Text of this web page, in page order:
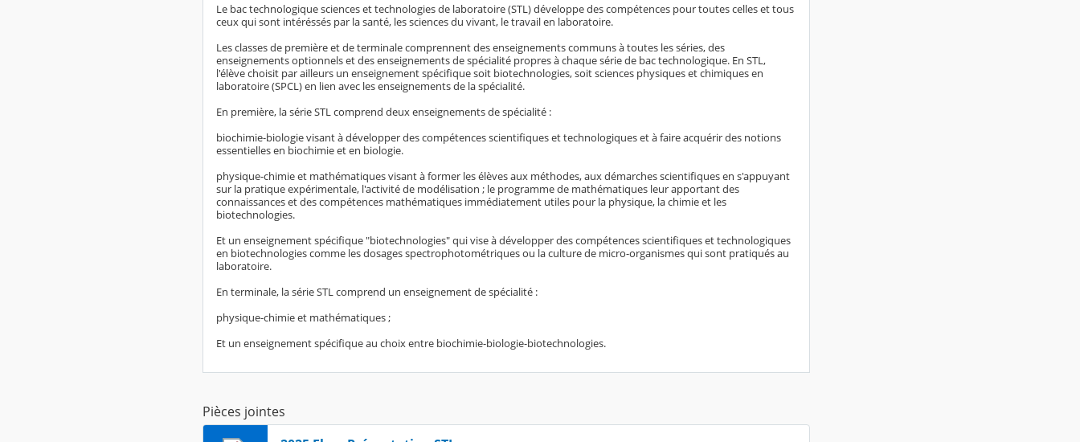
Le bac technologique sciences et technologies de laboratoire (STL) développe des compétences pour toutes celles et tous
ceux qui sont intéréssés par la santé, les sciences du vivant, le travail en laboratoire.
Les classes de première et de terminale comprennent des enseignements communs à toutes les séries, des
enseignements optionnels et des enseignements de spécialité propres à chaque série de bac technologique. En STL,
l'élève choisit par ailleurs un enseignement spécifique soit biotechnologies, soit sciences physiques et chimiques en
laboratoire (SPCL) en lien avec les enseignements de la spécialité.
En première, la série STL comprend deux enseignements de spécialité :
biochimie-biologie visant à développer des compétences scientifiques et technologiques et à faire acquérir des notions
essentielles en biochimie et en biologie.
physique-chimie et mathématiques visant à former les élèves aux méthodes, aux démarches scientifiques en s'appuyant
sur la pratique expérimentale, l'activité de modélisation ; le programme de mathématiques leur apportant des
connaissances et des compétences mathématiques immédiatement utiles pour la physique, la chimie et les
biotechnologies.
Et un enseignement spécifique "biotechnologies" qui vise à développer des compétences scientifiques et technologiques
en biotechnologies comme les dosages spectrophotométriques ou la culture de micro-organismes qui sont pratiqués au
laboratoire.
En terminale, la série STL comprend un enseignement de spécialité :
physique-chimie et mathématiques ;
Et un enseignement spécifique au choix entre biochimie-biologie-biotechnologies.
Pièces jointes